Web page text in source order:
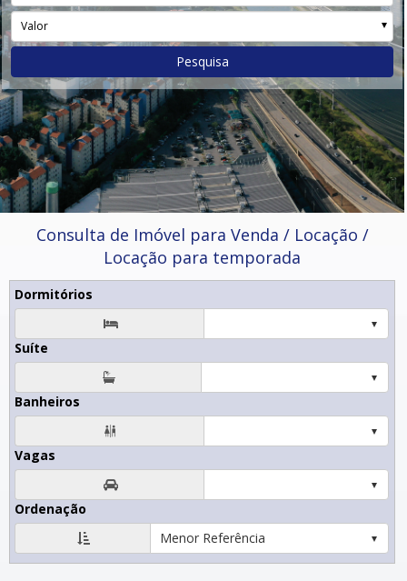
Valor
Pesquisa
Consulta de Imóvel para Venda / Locação /
Locação para temporada
Dormitórios

Suíte
Banheiros

Vagas

Ordenação
Menor Referência